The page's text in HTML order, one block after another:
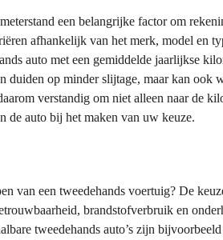
een belangrijke factor om
afhankelijk van het merk, model en
auto met een gemiddelde jaarlijkse
duiden op minder slijtage, maar kan
verstandig om niet alleen naar de
de auto bij het maken van uw keuze.
van een tweedehands voertuig? De
brandstofverbruik en
tweedehands auto’s zijn